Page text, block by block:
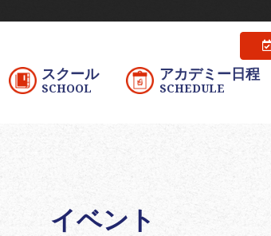
スクール
SCHOOL
アカデミー日程
SCHEDULE
イベント